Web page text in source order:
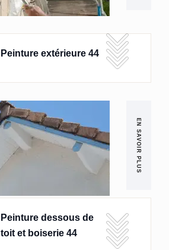
Peinture extérieure 44
EN SAVOIR PLUS
Peinture dessous de
toit et boiserie 44